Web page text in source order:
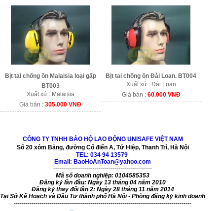
Bịt tai chống ồn Malaisia loại gấp
BT003
Xuất xứ : Malaisia
Giá bán :305.000 VNĐ
Bịt tai chống ồn Đài Loan. BT004
Xuất xứ : Đài Loan
Giá bán : 60.000 VNĐ
CÔNG TY TNHH BẢO HỘ LAO ĐỘNG UNISAFE VIỆT NAM
Số 20 xóm Bảng, đường Cổ điển A, Tứ Hiệp, Thanh Trì, Hà Nội
TEL: 034 94 13579
Email: BaoHoAnToan@yahoo.com
--------------------------------------------------
Mã số doanh nghiệp: 0104585353
Đăng ký lần đầu: Ngày 13 tháng 04 năm 2010
Đăng ký thay đổi lần 2: Ngày 28 tháng 11 năm 2014
Tại Sở Kế Hoạch và Đầu Tư thành phố Hà Nội - Phòng đăng ký kinh doanh
------------------------------------------------------------------------------------------